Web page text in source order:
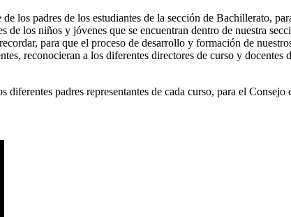
los padres de los estudiantes de la sección de Bachillerato,
de los niños y jóvenes que se encuentran dentro de nuestra
para que el proceso de desarrollo y formación de
reconocieran a los diferentes directores de curso y
padres representantes de cada curso, para el Consejo